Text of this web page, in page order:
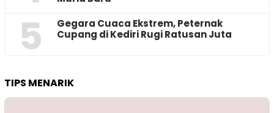
5
‎Gegara Cuaca Ekstrem, Peternak
Cupang di Kediri Rugi Ratusan Juta
TIPS MENARIK